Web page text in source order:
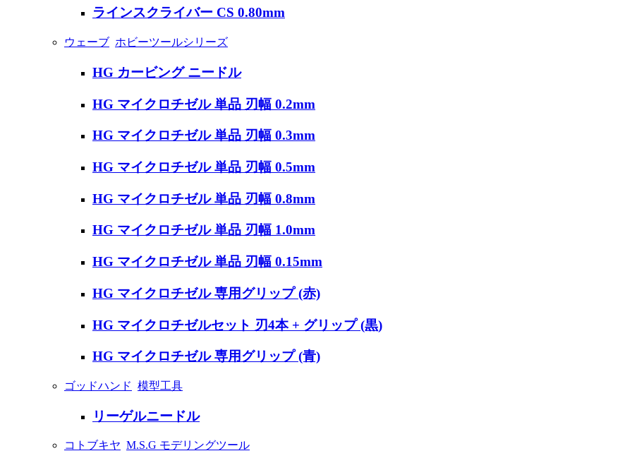
ラインスクライバー CS 0.80mm
ウェーブ ホビーツールシリーズ
HG カービング ニードル
HG マイクロチゼル 単品 刃幅 0.2mm
HG マイクロチゼル 単品 刃幅 0.3mm
HG マイクロチゼル 単品 刃幅 0.5mm
HG マイクロチゼル 単品 刃幅 0.8mm
HG マイクロチゼル 単品 刃幅 1.0mm
HG マイクロチゼル 単品 刃幅 0.15mm
HG マイクロチゼル 専用グリップ (赤)
HG マイクロチゼルセット 刃4本 + グリップ (黒)
HG マイクロチゼル 専用グリップ (青)
ゴッドハンド 模型工具
リーゲルニードル
コトブキヤ M.S.G モデリングツール